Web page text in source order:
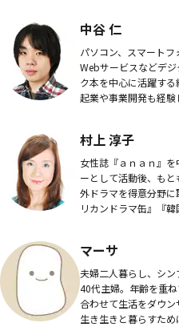
中谷 仁
パソコン、スマートフ
Webサービスなどデ
ク本を中心に活躍する
起業や事業開発も経
村上 淳子
女性誌『ａｎａｎ』
ーとして活動後、も
外ドラマを得意分野
リカンドラマ缶』『
マーサ
夫婦二人暮らし、シ
40代主婦。年齢を重
合わせて生活をダウン
生き生きと暮らすた